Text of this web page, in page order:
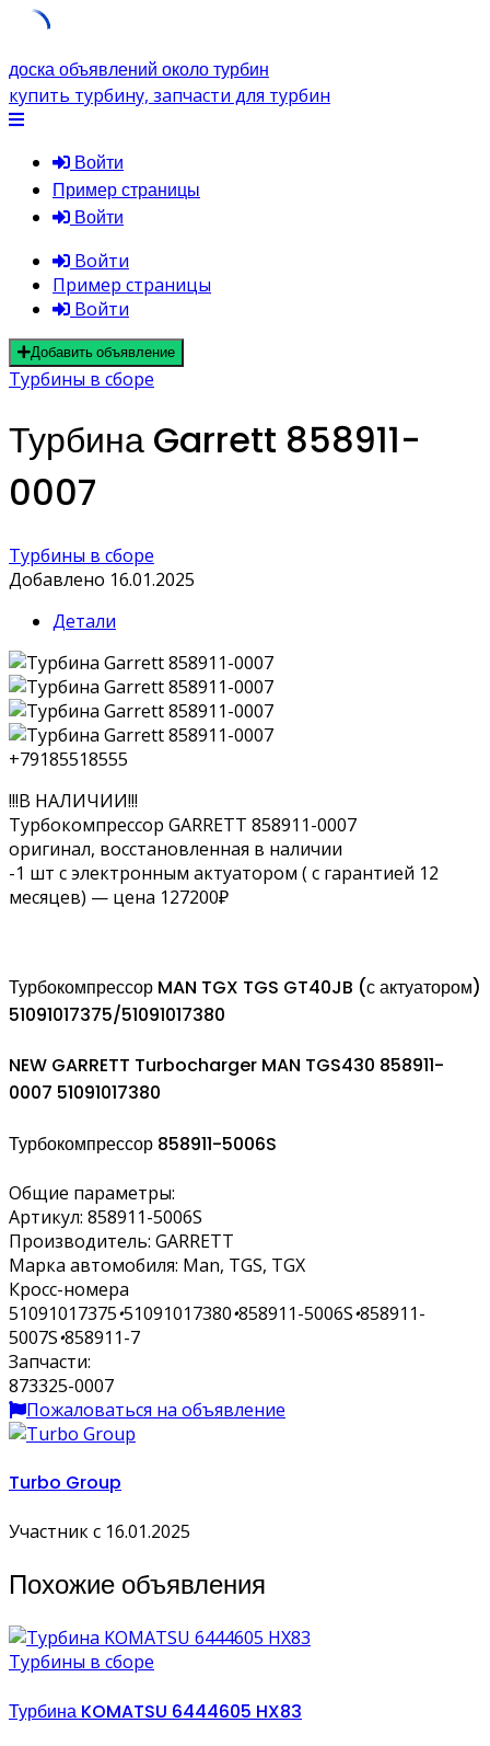
Skip
to
content
доска объявлений около турбин
купить турбину, запчасти для турбин
Войти
Пример страницы
Войти
Войти
Пример страницы
Войти
Добавить объявление
Турбины в сборе
Турбина Garrett 858911-
0007
Турбины в сборе
Добавлено 16.01.2025
Детали
+79185518555
!!!В НАЛИЧИИ!!!
Турбокомпрессор GARRETT 858911-0007
оригинал, восстановленная в наличии
-1 шт с электронным актуатором ( с гарантией 12
месяцев) — цена 127200₽
Турбокомпрессор MAN TGX TGS GT40JB (с актуатором)
51091017375/51091017380
NEW GARRETT Turbocharger MAN TGS430 858911-
0007 51091017380
Турбокомпрессор 858911-5006S
Общие параметры:
Артикул: 858911-5006S
Производитель: GARRETT
Марка автомобиля: Man, TGS, TGX
Кросс-номера
51091017375•51091017380•858911-5006S•858911-
5007S•858911-7
Запчасти:
873325-0007
Пожаловаться на объявление
Turbo Group
Участник с 16.01.2025
Похожие объявления
Турбины в сборе
Турбина KOMATSU 6444605 HX83